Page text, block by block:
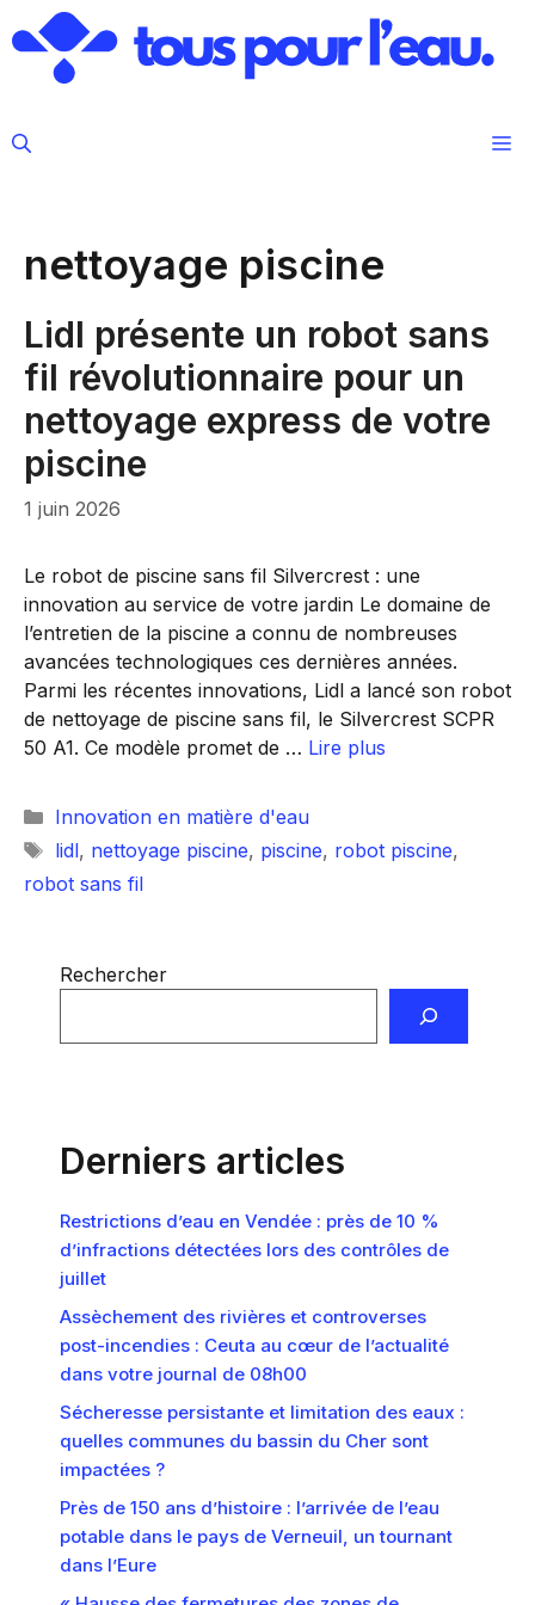
au
contenu
nettoyage piscine
Lidl présente un robot sans
fil révolutionnaire pour un
nettoyage express de votre
piscine
1 juin 2026
Le robot de piscine sans fil Silvercrest : une
innovation au service de votre jardin Le domaine de
l’entretien de la piscine a connu de nombreuses
avancées technologiques ces dernières années.
Parmi les récentes innovations, Lidl a lancé son robot
de nettoyage de piscine sans fil, le Silvercrest SCPR
50 A1. Ce modèle promet de … Lire plus
Catégories
Innovation en matière d'eau
Étiquettes
lidl, nettoyage piscine, piscine, robot piscine,
robot sans fil
Rechercher
Derniers articles
Restrictions d’eau en Vendée : près de 10 %
d’infractions détectées lors des contrôles de
juillet
Assèchement des rivières et controverses
post-incendies : Ceuta au cœur de l’actualité
dans votre journal de 08h00
Sécheresse persistante et limitation des eaux :
quelles communes du bassin du Cher sont
impactées ?
Près de 150 ans d’histoire : l’arrivée de l’eau
potable dans le pays de Verneuil, un tournant
dans l’Eure